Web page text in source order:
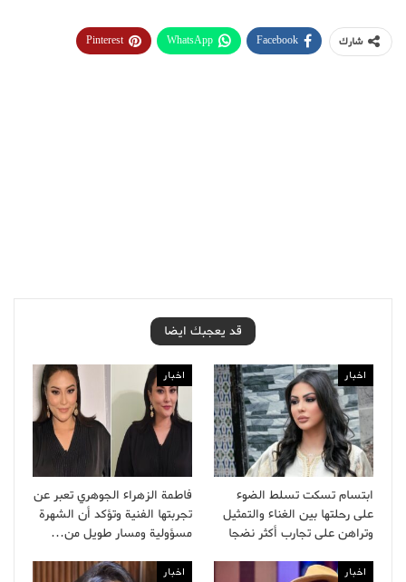
شارك Facebook
WhatsApp
Pinterest
قد يعجبك ايضا
اخبار
ابتسام تسكت تسلط الضوء
على رحلتها بين الغناء والتمثيل
وتراهن على تجارب أكثر نضجا
اخبار
فاطمة الزهراء الجوهري تعبر عن
تجربتها الفنية وتؤكد أن الشهرة
مسؤولية ومسار طويل من…
اخبار اخبار